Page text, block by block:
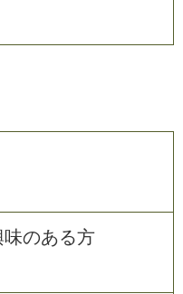
味のある方